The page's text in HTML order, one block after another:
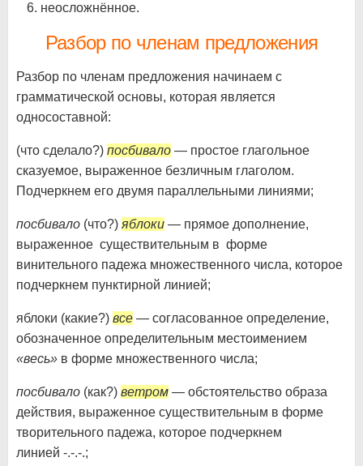
неосложнённое.
Разбор по членам предложения
Разбор по членам предложения начинаем с
грамматической основы, которая является
односоставной:
(что сделало?) посбивало — простое глагольное
сказуемое, выраженное безличным глаголом.
Подчеркнем его двумя параллельными линиями;
посбивало (что?) яблоки — прямое дополнение,
выраженное существительным в форме
винительного падежа множественного числа, которое
подчеркнем пунктирной линией;
яблоки (какие?) все — согласованное определение,
обозначенное определительным местоимением
«весь» в форме множественного числа;
посбивало (как?) ветром — обстоятельство образа
действия, выраженное существительным в форме
творительного падежа, которое подчеркнем
линией -.-.-.;